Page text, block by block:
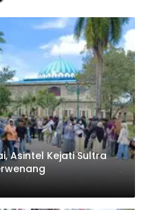
Asintel Kejati Sultra